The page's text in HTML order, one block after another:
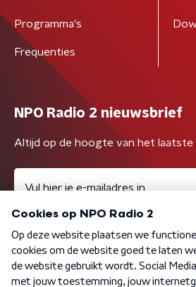
Programma's
Frequenties
NPO Radio 2 nieuwsbrief
Altijd op de hoogte van het laatste
Algemene voorwaarden